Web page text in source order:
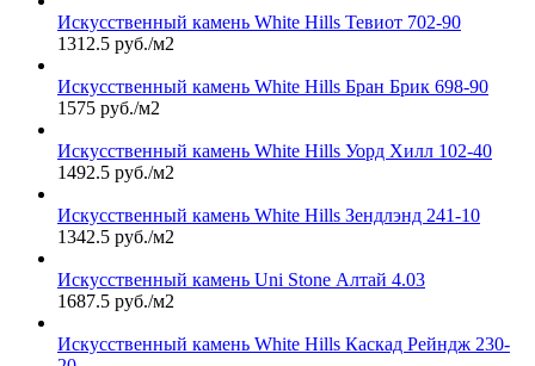
Искусственный камень White Hills Тевиот 702-90
1312.5 руб./м2
Искусственный камень White Hills Бран Брик 698-90
1575 руб./м2
Искусственный камень White Hills Уорд Хилл 102-40
1492.5 руб./м2
Искусственный камень White Hills Зендлэнд 241-10
1342.5 руб./м2
Искусственный камень Uni Stone Алтай 4.03
1687.5 руб./м2
Искусственный камень White Hills Каскад Рейндж 230-